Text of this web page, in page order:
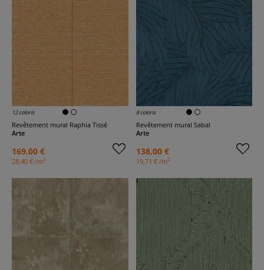
12 coloris
Revêtement mural Raphia Tissé
Arte
169,00 €
28,40 € /m2
8 coloris
Revêtement mural Sabal
Arte
138,00 €
19,71 € /m2